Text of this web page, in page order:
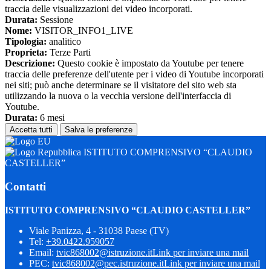
traccia delle visualizzazioni dei video incorporati.
Durata: Sessione
Nome: VISITOR_INFO1_LIVE
Tipologia: analitico
Proprieta: Terze Parti
Descrizione: Questo cookie è impostato da Youtube per tenere
traccia delle preferenze dell'utente per i video di Youtube incorporati
nei siti; può anche determinare se il visitatore del sito web sta
utilizzando la nuova o la vecchia versione dell'interfaccia di
Youtube.
Durata: 6 mesi
Accetta tutti Salva le preferenze
ISTITUTO COMPRENSIVO “CLAUDIO
CASTELLER”
Contatti
ISTITUTO COMPRENSIVO “CLAUDIO CASTELLER”
Viale Panizza, 4 - 31038 Paese (TV)
Tel: +39.0422.959057
Email: tvic868002@istruzione.itLink per inviare una mail
PEC: tvic868002@pec.istruzione.itLink per inviare una mail